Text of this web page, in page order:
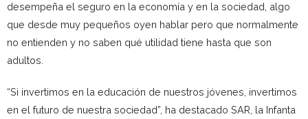
desempeña el seguro en la economía y en la sociedad, algo
que desde muy pequeños oyen hablar pero que normalmente
no entienden y no saben qué utilidad tiene hasta que son
adultos.
“Si invertimos en la educación de nuestros jóvenes, invertimos
en el futuro de nuestra sociedad”, ha destacado SAR, la Infanta